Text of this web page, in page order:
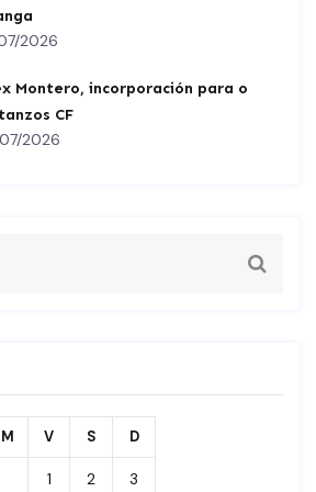
2026
Montero, incorporación para o
CF
2026
M V S D
1 2 3